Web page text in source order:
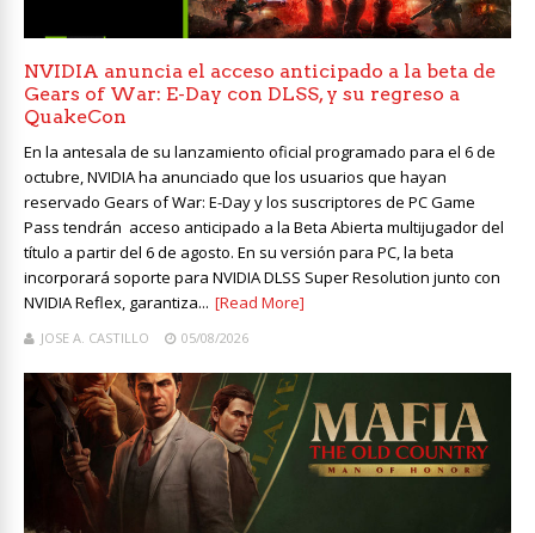
NVIDIA anuncia el acceso anticipado a la beta de
Gears of War: E-Day con DLSS, y su regreso a
QuakeCon
En la antesala de su lanzamiento oficial programado para el 6 de
octubre, NVIDIA ha anunciado que los usuarios que hayan
reservado Gears of War: E-Day y los suscriptores de PC Game
Pass tendrán acceso anticipado a la Beta Abierta multijugador del
título a partir del 6 de agosto. En su versión para PC, la beta
incorporará soporte para NVIDIA DLSS Super Resolution junto con
NVIDIA Reflex, garantiza... [Read More]
JOSE A. CASTILLO 05/08/2026